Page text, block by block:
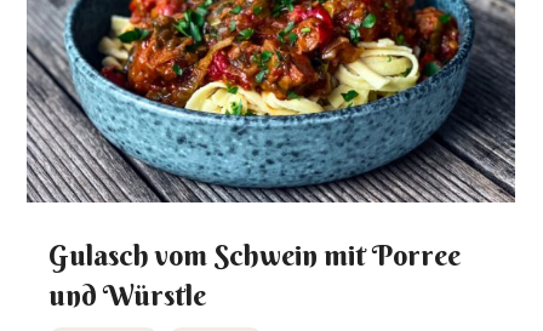
Gulasch vom Schwein mit Porree
und Würstle